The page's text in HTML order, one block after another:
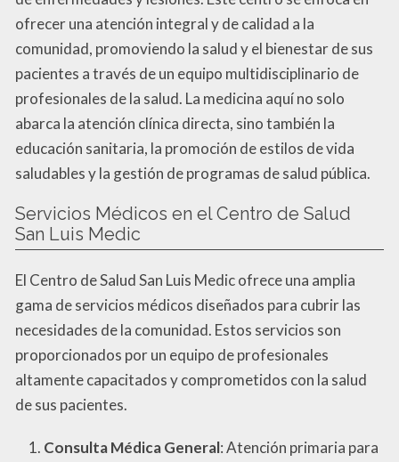
ofrecer una atención integral y de calidad a la
comunidad, promoviendo la salud y el bienestar de sus
pacientes a través de un equipo multidisciplinario de
profesionales de la salud. La medicina aquí no solo
abarca la atención clínica directa, sino también la
educación sanitaria, la promoción de estilos de vida
saludables y la gestión de programas de salud pública.
Servicios Médicos en el Centro de Salud
San Luis Medic
El Centro de Salud San Luis Medic ofrece una amplia
gama de servicios médicos diseñados para cubrir las
necesidades de la comunidad. Estos servicios son
proporcionados por un equipo de profesionales
altamente capacitados y comprometidos con la salud
de sus pacientes.
Consulta Médica General: Atención primaria para